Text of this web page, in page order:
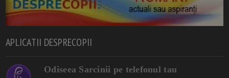
APLICATII DESPRECOPII
Odiseea Sarcinii pe telefonul tau